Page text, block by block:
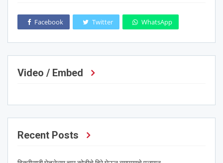
Facebook Twitter WhatsApp
Video / Embed
Recent Posts